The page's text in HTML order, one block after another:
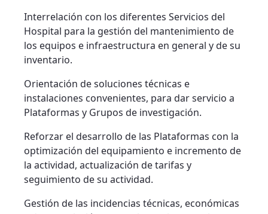
Interrelación con los diferentes Servicios del
Hospital para la gestión del mantenimiento de
los equipos e infraestructura en general y de su
inventario.
Orientación de soluciones técnicas e
instalaciones convenientes, para dar servicio a
Plataformas y Grupos de investigación.
Reforzar el desarrollo de las Plataformas con la
optimización del equipamiento e incremento de
la actividad, actualización de tarifas y
seguimiento de su actividad.
Gestión de las incidencias técnicas, económicas